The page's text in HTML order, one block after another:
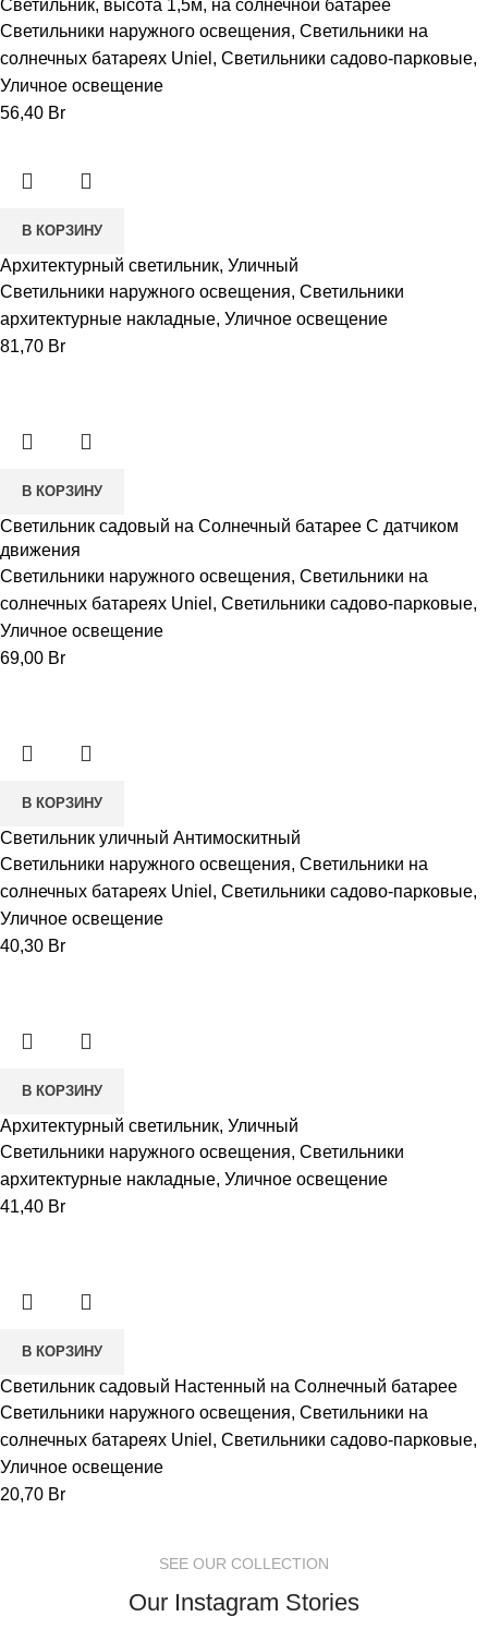
Светильник, высота 1,5м, на солнечной батарее
Светильники наружного освещения, Светильники на
солнечных батареях Uniel , Светильники садово-парковые,
Уличное освещение
56,40 Br
В КОРЗИНУ
Архитектурный светильник, Уличный
Светильники наружного освещения, Светильники
архитектурные накладные, Уличное освещение
81,70 Br
В КОРЗИНУ
Светильник садовый на Солнечный батарее С датчиком
движения
Светильники наружного освещения, Светильники на
солнечных батареях Uniel , Светильники садово-парковые,
Уличное освещение
69,00 Br
В КОРЗИНУ
Светильник уличный Антимоскитный
Светильники наружного освещения, Светильники на
солнечных батареях Uniel , Светильники садово-парковые,
Уличное освещение
40,30 Br
В КОРЗИНУ
Архитектурный светильник, Уличный
Светильники наружного освещения, Светильники
архитектурные накладные, Уличное освещение
41,40 Br
В КОРЗИНУ
Светильник садовый Настенный на Солнечный батарее
Светильники наружного освещения, Светильники на
солнечных батареях Uniel , Светильники садово-парковые,
Уличное освещение
20,70 Br
SEE OUR COLLECTION
Our Instagram Stories